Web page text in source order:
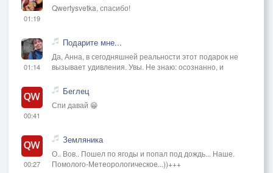
01:19
Qwertysvetka, спасибо!
01:14
Подарите мне...
Да, Анна, в сегодняшней реальности этот подарок не
вызывает удивления. Увы. Не знаю: осознанно, и
00:41
Беглец
Спи давай 😁
00:27
Земляника
О.. Вов.. Пошел по ягоды и попал под дождь... Наше.
Помолого-Метеорологическое...))+++